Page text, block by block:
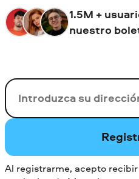
1.5M +
nuestro
Su correo electrónico
Al registrarme, acepto